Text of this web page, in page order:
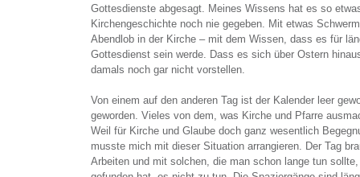
Gottesdienste abgesagt. Meines Wissens hat es so
Kirchengeschichte noch nie gegeben. Mit etwas
Abendlob in der Kirche – mit dem Wissen, dass es für
Gottesdienst sein werde. Dass es sich über Ostern
damals noch gar nicht vorstellen.
Von einem auf den anderen Tag ist der Kalender leer
geworden. Vieles von dem, was Kirche und Pfarre
Weil für Kirche und Glaube doch ganz wesentlich
musste mich mit dieser Situation arrangieren. Der Tag
Arbeiten und mit solchen, die man schon lange tun